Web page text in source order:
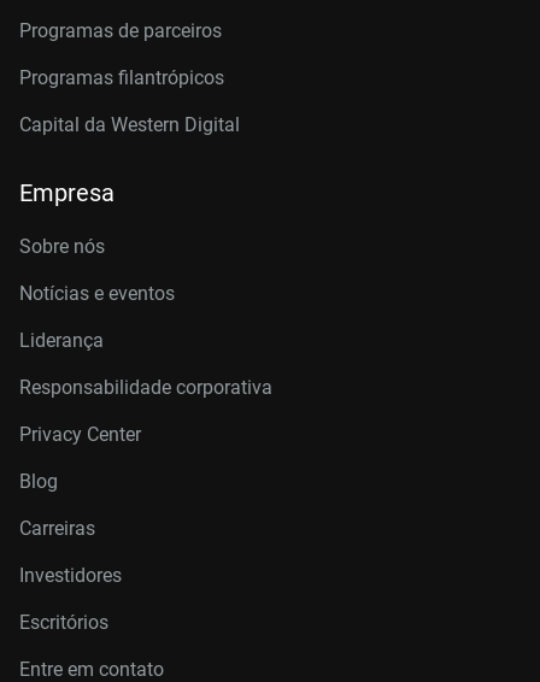
Programas de parceiros
Programas filantrópicos
Capital da Western Digital
Empresa
Sobre nós
Notícias e eventos
Liderança
Responsabilidade corporativa
Privacy Center
Blog
Carreiras
Investidores
Escritórios
Entre em contato